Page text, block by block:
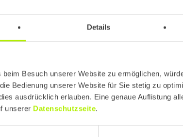
Details
Besuch unserer Website zu ermöglichen,
Bedienung unserer Website für Sie stetig zu
ausdrücklich erlauben. Eine genaue Auflistung
unserer Datenschutzseite.